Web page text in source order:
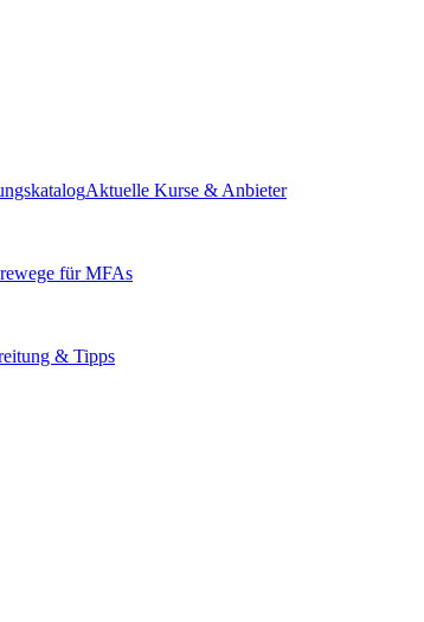
Aktuelle Kurse & Anbieter
für MFAs
& Tipps